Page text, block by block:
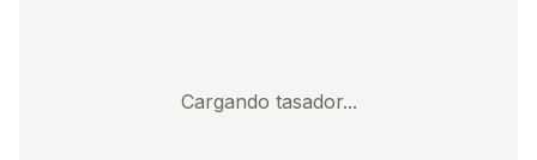
Cargando tasador...